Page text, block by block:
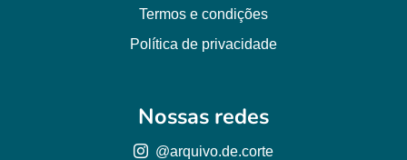
Termos e condições
Política de privacidade
Nossas redes
@arquivo.de.corte